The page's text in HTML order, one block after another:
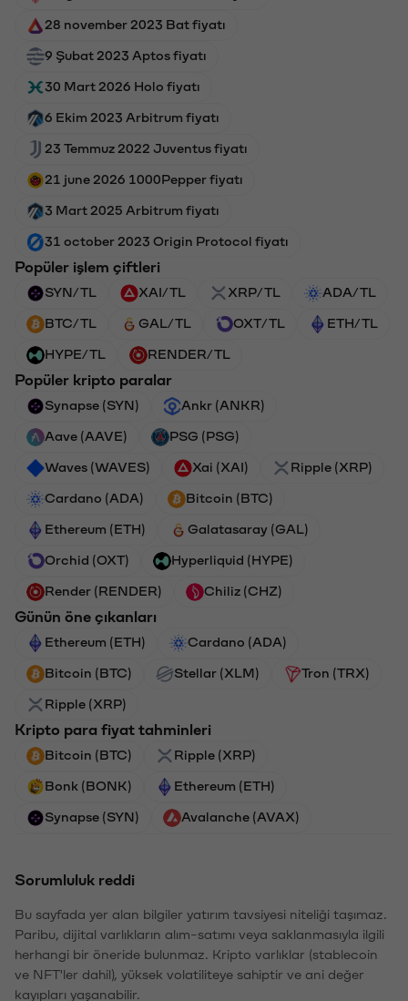
28 november 2023 Bat fiyatı
9 Şubat 2023 Aptos fiyatı
30 Mart 2026 Holo fiyatı
6 Ekim 2023 Arbitrum fiyatı
23 Temmuz 2022 Juventus fiyatı
21 june 2026 1000Pepper fiyatı
3 Mart 2025 Arbitrum fiyatı
31 october 2023 Origin Protocol fiyatı
Popüler işlem çiftleri
SYN/TL XAI/TL XRP/TL ADA/TL
BTC/TL GAL/TL OXT/TL ETH/TL
HYPE/TL RENDER/TL
Popüler kripto paralar
Synapse (SYN) Ankr (ANKR)
Aave (AAVE) PSG (PSG)
Waves (WAVES) Xai (XAI) Ripple (XRP)
Cardano (ADA) Bitcoin (BTC)
Ethereum (ETH) Galatasaray (GAL)
Orchid (OXT) Hyperliquid (HYPE)
Render (RENDER) Chiliz (CHZ)
Günün öne çıkanları
Ethereum (ETH) Cardano (ADA)
Bitcoin (BTC) Stellar (XLM) Tron (TRX)
Ripple (XRP)
Kripto para fiyat tahminleri
Bitcoin (BTC) Ripple (XRP)
Bonk (BONK) Ethereum (ETH)
Synapse (SYN) Avalanche (AVAX)
Sorumluluk reddi
Bu sayfada yer alan bilgiler yatırım tavsiyesi niteliği taşımaz.
Paribu, dijital varlıkların alım-satımı veya saklanmasıyla ilgili
herhangi bir öneride bulunmaz. Kripto varlıklar (stablecoin
ve NFT'ler dahil), yüksek volatiliteye sahiptir ve ani değer
kayıpları yaşanabilir.